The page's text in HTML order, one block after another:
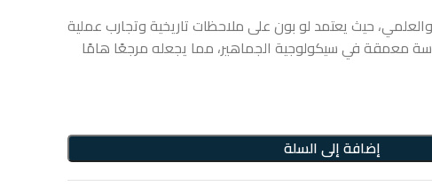
والعلمي، حيث يعتمد لو بون على ملاحظات تاريخية وتجارب عملية
معمقة في سيكولوجية الجماهير، مما يجعله مرجعًا هامًا
إضافة إلى السلة